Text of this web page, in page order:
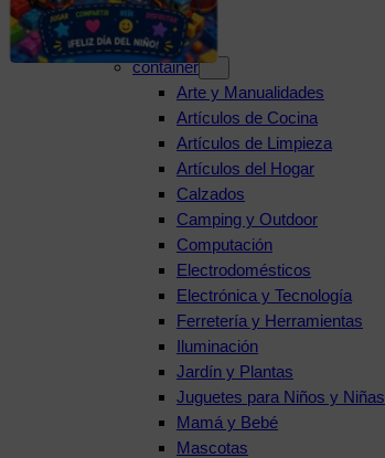
Categorías
container
Arte y Manualidades
Artículos de Cocina
Artículos de Limpieza
Artículos del Hogar
Calzados
Camping y Outdoor
Computación
Electrodomésticos
Electrónica y Tecnología
Ferretería y Herramientas
Iluminación
Jardín y Plantas
Juguetes para Niños y Niñas
Mamá y Bebé
Mascotas